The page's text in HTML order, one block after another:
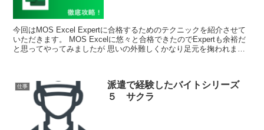
今回はMOS Excel Expertに合格するためのテクニックを紹介させて
いただきます。 MOS Excelに悠々と合格できたのでExpertも余裕だ
と思ってやってみましたが 思いの外難しくかなり足元を掬われまし
仕事
派遣で経験したバイトシリーズ
５ サクラ